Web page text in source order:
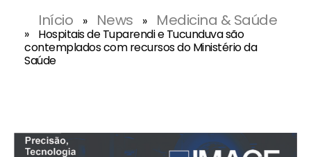
Início » News » Medicina & Saúde
»
Hospitais de Tuparendi e Tucunduva são
contemplados com recursos do Ministério da
Saúde